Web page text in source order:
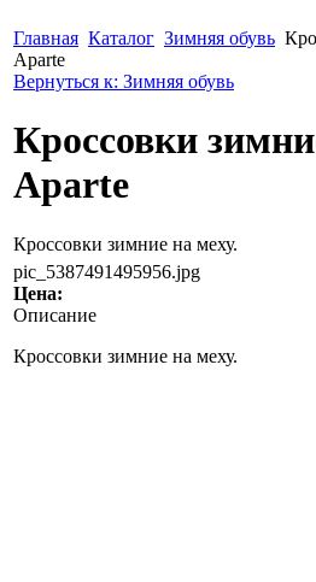
Главная Каталог Зимняя обувь
Aparte
Вернуться к: Зимняя обувь
Кроссовки
Aparte
Кроссовки зимние на меху.
pic_5387491495956.jpg
Цена:
Описание
Кроссовки зимние на меху.